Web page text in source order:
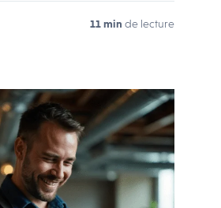
11 min de lecture